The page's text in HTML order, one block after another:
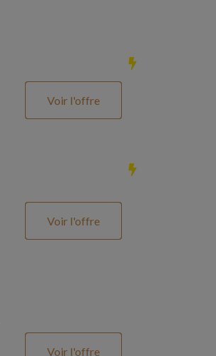
Voir l'offre
Voir l'offre
Voir l'offre